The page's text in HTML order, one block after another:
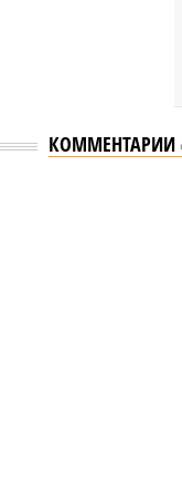
КОММЕНТАРИИ